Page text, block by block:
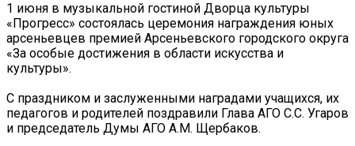
1 июня в музыкальной гостиной Дворца культуры
«Прогресс» состоялась церемония награждения юных
арсеньевцев премией Арсеньевского городского округа
«За особые достижения в области искусства и
культуры».
С праздником и заслуженными наградами учащихся, их
педагогов и родителей поздравили Глава АГО С.С. Угаров
и председатель Думы АГО А.М. Щербаков.